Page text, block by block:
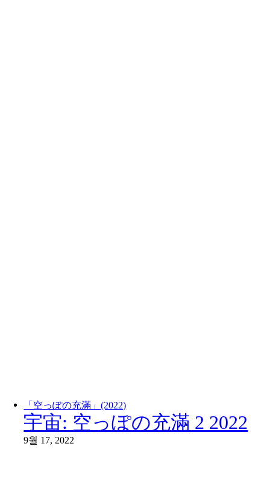
「空っぽの充滿」(2022)
宇宙: 空っぽの充滿 2 2022
9월 17, 2022